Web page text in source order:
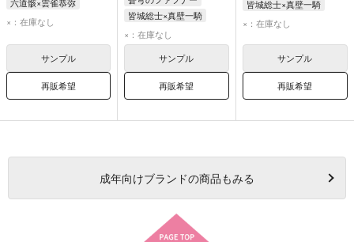
六道骸×雲雀恭弥
六道骸
雲雀恭弥
×：在庫なし
サンプル
再販希望
皆城総士×真壁一騎
真壁一騎
×：在庫なし
サンプル
再販希望
皆城総士×真壁一騎
皆城総士
×：在庫なし
サンプル
再販希望
成年向けブランドの商品もみる